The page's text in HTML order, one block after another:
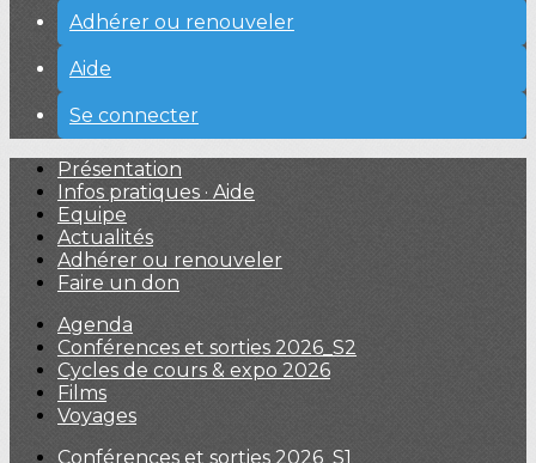
Adhérer ou renouveler
Aide
Se connecter
Présentation
Infos pratiques · Aide
Equipe
Actualités
Adhérer ou renouveler
Faire un don
Agenda
Conférences et sorties 2026_S2
Cycles de cours & expo 2026
Films
Voyages
Conférences et sorties 2026_S1